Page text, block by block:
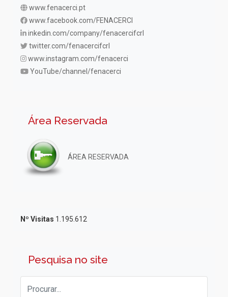
www.fenacerci.pt
www.facebook.com/FENACERCI
inkedin.com/company/fenacercifcrl
twitter.com/fenacercifcrl
www.instagram.com/fenacerci
YouTube/channel/fenacerci
Área Reservada
ÁREA RESERVADA
Nº Visitas 1.195.612
Pesquisa no site